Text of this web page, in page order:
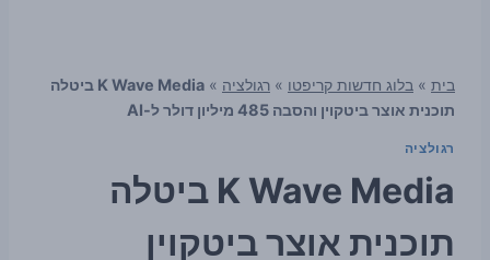
בית » בלוג חדשות קריפטו » רגולציה »
K Wave Media ביטלה
תוכנית אוצר ביטקוין והסבה 485 מיליון דולר ל-AI
רגולציה
K Wave Media ביטלה
תוכנית אוצר ביטקוין